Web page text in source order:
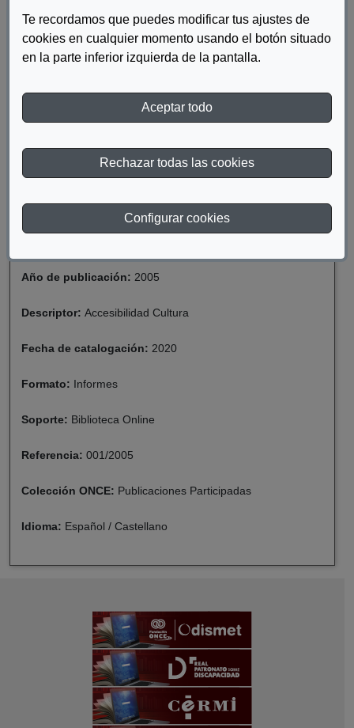
Te recordamos que puedes modificar tus ajustes de
cookies en cualquier momento usando el botón situado
en la parte inferior izquierda de la pantalla.
Aceptar todo
Rechazar todas las cookies
Configurar cookies
DESCARGAR UN MUNDO SIN BARRERAS
CULTURALES: ACCESIBILIDAD E INTEGRACIÓN
CULTURALES: ACCESIBILIDAD E INTEGRACIÓN
SOCIOCULTURAL DE LA DISCAPACIDAD, UNA
Año de publicación: 2005
Descriptor: Accesibilidad Cultura
Fecha de catalogación: 2020
Formato: Informes
Soporte: Biblioteca Online
Referencia: 001/2005
Colección ONCE: Publicaciones Participadas
Idioma: Español / Castellano